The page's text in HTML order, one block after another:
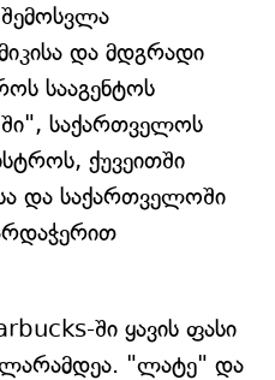
და მდგრადი
სააგენტოს
საქართველოს
ქუვეითში
და საქართველოში
ში ყავის ფასი
"ლატე" და